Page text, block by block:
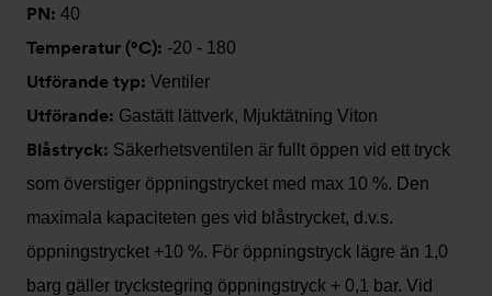
PN: 40
Temperatur (°C): -20 - 180
Utförande typ: Ventiler
Utförande: Gastätt lättverk, Mjuktätning Viton
Blåstryck: Säkerhetsventilen är fullt öppen vid ett tryck
som överstiger öppningstrycket med max 10 %. Den
maximala kapaciteten ges vid blåstrycket, d.v.s.
öppningstrycket +10 %. För öppningstryck lägre än 1,0
barg gäller tryckstegring öppningstryck + 0,1 bar. Vid